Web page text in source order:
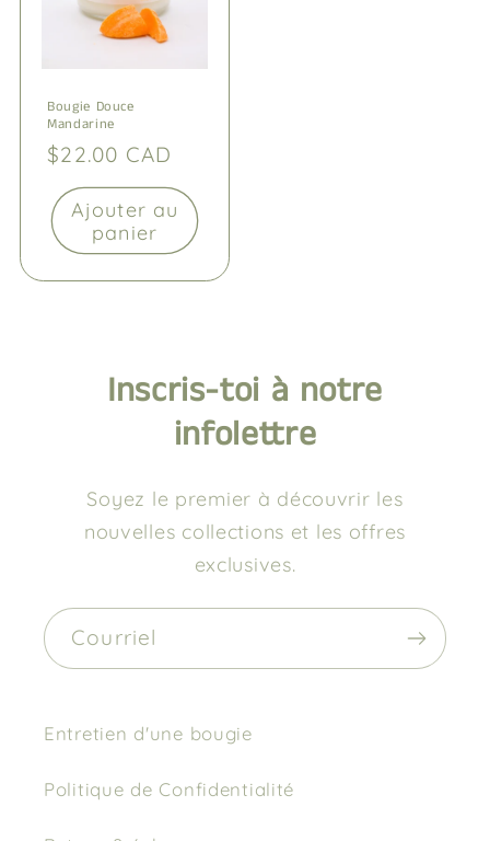
Bougie Douce
Mandarine
Prix
habituel
$22.00 CAD
Ajouter au
panier
Inscris-toi à notre
infolettre
Soyez le premier à découvrir les
nouvelles collections et les offres
exclusives.
Courriel
Entretien d'une bougie
Politique de Confidentialité